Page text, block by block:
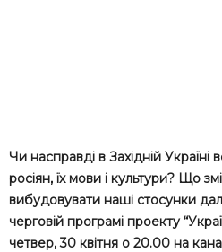
Чи насправді в Західній
росіян, їх мови і культури? Що
вибудовувати наші стосунки
черговій програмі проекту
четвер, 30 квітня о 20.00 на